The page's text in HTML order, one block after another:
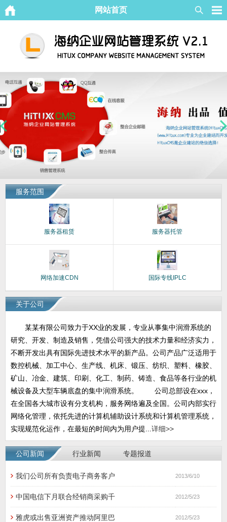
网站首页
服务范围
服务器租赁 服务器托管
网络加速CDN 国际专线IPLC
关于公司
某某有限公司致力于XX业的发展，专业从事集中润滑系统的
研究、开发、制造及销售，凭借公司强大的技术力量和经济实力，
不断开发出具有国际先进技术水平的新产品。公司产品广泛适用于
数控机械、加工中心、生产线、机床、锻压、纺织、塑料、橡胶、
矿山、冶金、建筑、印刷、化工、制药、铸造、食品等各行业的机
械设备及大型车辆底盘的集中润滑系统。 公司总部设在xxx，
在全国各大城市设有分支机构，服务网络遍及全国。公司内部实行
网络化管理，依托先进的计算机辅助设计系统和计算机管理系统，
实现规范化运作，在最短的时间内为用户提... 详细>>
公司新闻 行业新闻 专题报道
我们公司所有负责电子商务客户 2013/6/10
中国电信下月联合经销商采购千 2012/5/23
雅虎或出售亚洲资产推动阿里巴 2012/5/23